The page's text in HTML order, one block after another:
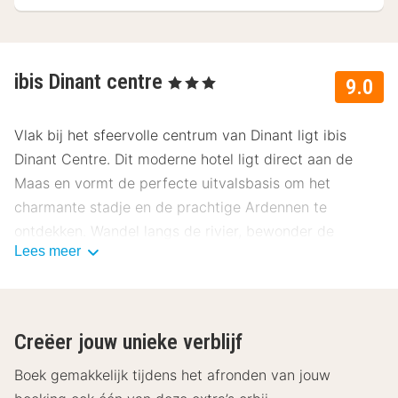
9.0
ibis Dinant centre , 3 Sterren
Vlak bij het sfeervolle centrum van Dinant ligt ibis
Dinant Centre. Dit moderne hotel ligt direct aan de
Maas en vormt de perfecte uitvalsbasis om het
charmante stadje en de prachtige Ardennen te
ontdekken. Wandel langs de rivier, bewonder de
imposante citadel of maak een boottocht over het
ibis Dinant Centre ligt in het hart van Dinant, aan de
oevers van de Maas. Vanuit het hotel wandel je zo naar
Lees meer
Creëer jouw unieke verblijf
Boek gemakkelijk tijdens het afronden van jouw